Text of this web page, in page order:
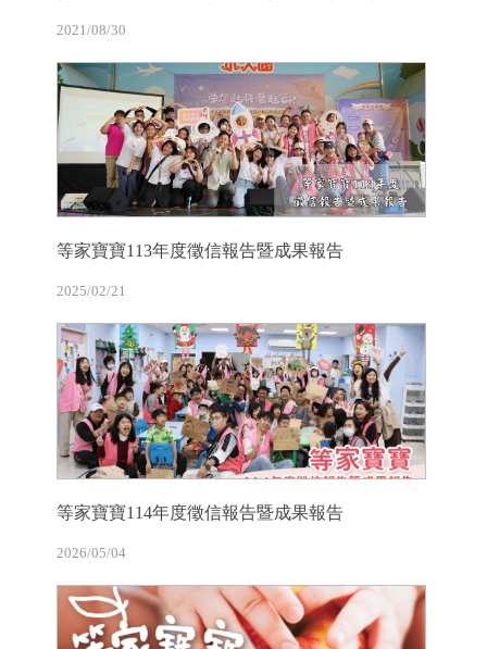
2021/08/30
等家寶寶113年度徵信報告暨成果報告
2025/02/21
等家寶寶114年度徵信報告暨成果報告
2026/05/04